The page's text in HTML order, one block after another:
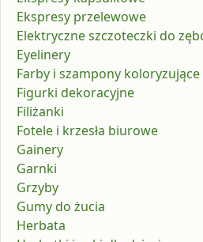
Ekspresy przelewowe
Elektryczne szczoteczki do
Eyelinery
Farby i szampony koloryzujące
Figurki dekoracyjne
Filiżanki
Fotele i krzesła biurowe
Gainery
Garnki
Grzyby
Gumy do żucia
Herbata